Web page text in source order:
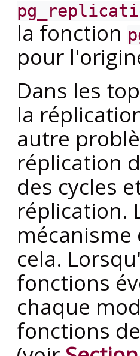
la fonction
pour
Dans les
la
autre
réplication
des cycles
réplication.
cela.
fonctions
chaque
fonctions